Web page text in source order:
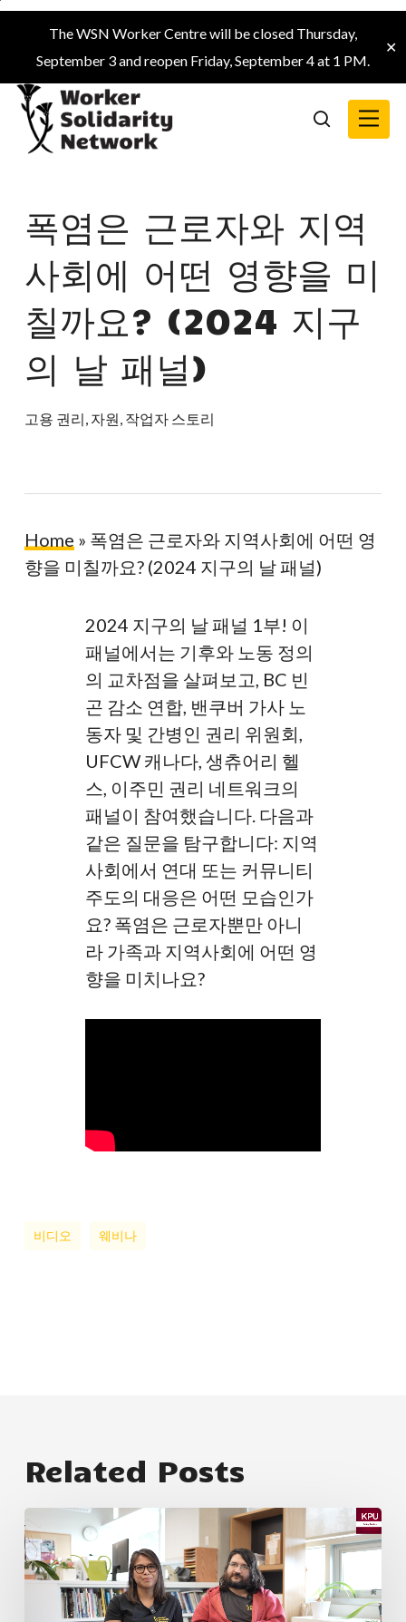
Skip
main
content
The WSN Worker Centre will be closed Thursday,
September 3 and reopen Friday, September 4 at 1 PM.
✕
search
Menu
폭염은 근로자와 지역
사회에 어떤 영향을 미
칠까요? (2024 지구
의 날 패널)
고용 권리, 자원, 작업자 스토리
Home » 폭염은 근로자와 지역사회에 어떤 영
향을 미칠까요? (2024 지구의 날 패널)
2024 지구의 날 패널 1부! 이
패널에서는 기후와 노동 정의
의 교차점을 살펴보고, BC 빈
곤 감소 연합, 밴쿠버 가사 노
동자 및 간병인 권리 위원회,
UFCW 캐나다, 생츄어리 헬
스, 이주민 권리 네트워크의
패널이 참여했습니다. 다음과
같은 질문을 탐구합니다: 지역
사회에서 연대 또는 커뮤니티
주도의 대응은 어떤 모습인가
요? 폭염은 근로자뿐만 아니
라 가족과 지역사회에 어떤 영
향을 미치나요?
비디오 웨비나
Related Posts
KPU
와
WSN